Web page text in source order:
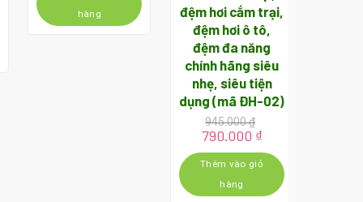
₫.
360.000 ₫.
280.000 ₫.
hàng
đệm hơi cắm trại,
đệm hơi ô tô,
đệm đa năng
chính hãng siêu
nhẹ, siêu tiện
dụng (mã ĐH-02)
945.000₫
Giá
gốc
là:
945.000 ₫.
790.000 ₫Giá
hiện
tại
790.000 ₫.
Thêm vào giỏ
hàng